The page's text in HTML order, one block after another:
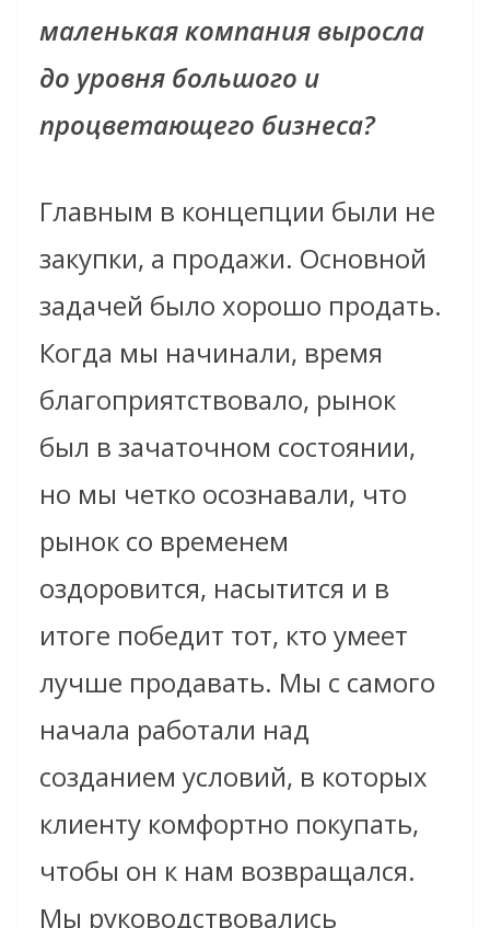
маленькая компания выросла
до уровня большого и
процветающего бизнеса?
Главным в концепции были не
закупки, а продажи. Основной
задачей было хорошо продать.
Когда мы начинали, время
благоприятствовало, рынок
был в зачаточном состоянии,
но мы четко осознавали, что
рынок со временем
оздоровится, насытится и в
итоге победит тот, кто умеет
лучше продавать. Мы с самого
начала работали над
созданием условий, в которых
клиенту комфортно покупать,
чтобы он к нам возвращался.
Мы руководствовались